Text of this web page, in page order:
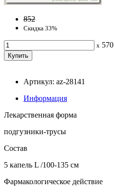
852
Скидка 33%
x 570
Артикул: az-28141
Информация
Лекарственная форма
подгузники-трусы
Состав
5 капель L /100-135 см
Фармакологическое действие